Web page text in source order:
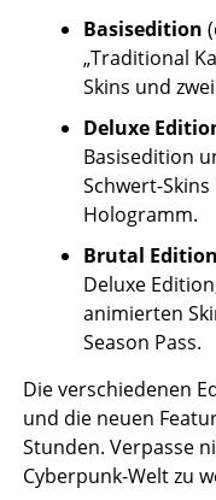
Basisedition
„Traditional
Skins und
Deluxe
Basisedition
Schwert-
Hologramm.
Brutal Edition
Deluxe
animierten
Season Pass.
Die verschiedenen
und die neuen
Stunden. Verpasse
Cyberpunk-Welt zu